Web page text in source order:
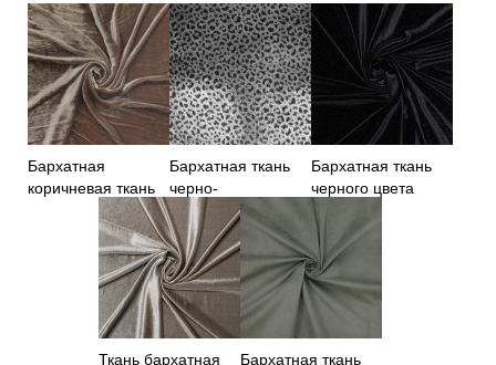
Бархатная
коричневая ткань
Бархатная ткань
черно-
серебристого
цвета
Бархатная ткань
черного цвета
Ткань бархатная
Бархатная ткань